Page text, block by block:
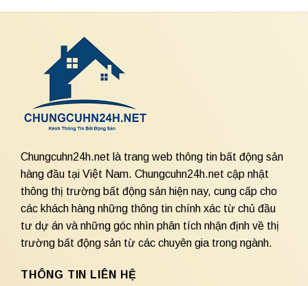
Chungcuhn24h.net là trang web thông tin bất động sản
hàng đầu tại Việt Nam. Chungcuhn24h.net cập nhật
thông thị trường bất động sản hiện nay, cung cấp cho
các khách hàng những thông tin chính xác từ chủ đầu
tư dự án và những góc nhìn phân tích nhận định về thị
trường bất động sản từ các chuyên gia trong ngành.
THÔNG TIN LIÊN HỆ